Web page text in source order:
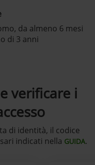
da almeno 6 mesi
di 3 anni
verificare i
di identità, il codice
indicati nella GUIDA.